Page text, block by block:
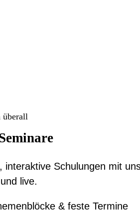
überall
interaktive Schulungen mit
live.
& feste Termine